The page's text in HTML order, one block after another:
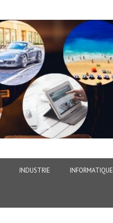
INDUSTRIE INFORMATIQUE